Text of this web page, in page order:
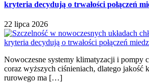
kryteria decydują o trwałości połączeń
22 lipca 2026
Nowoczesne systemy klimatyzacji i pompy
coraz wyższych ciśnieniach, dlatego jakość
rurowego ma […]